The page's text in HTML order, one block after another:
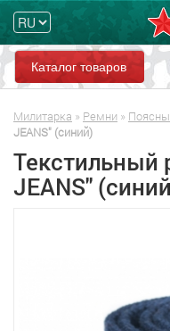
Каталог товаров
Милитарка » Ремни »
JEANS" (синий)
Текстильный
JEANS"